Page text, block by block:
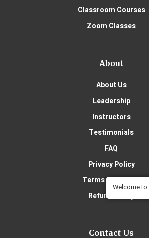
Classroom Courses
Zoom Classes
About
About Us
Leadership
Instructors
Testimonials
FAQ
Privacy Policy
Terms of Service
Refund Policy
Contact Us
Welcome to